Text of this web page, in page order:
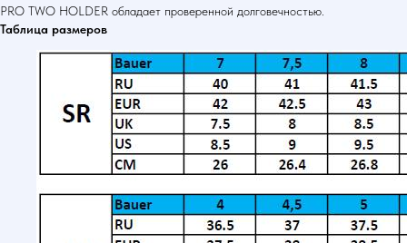
PRO TWO HOLDER обладает проверенной долговечностью.
Таблица размеров